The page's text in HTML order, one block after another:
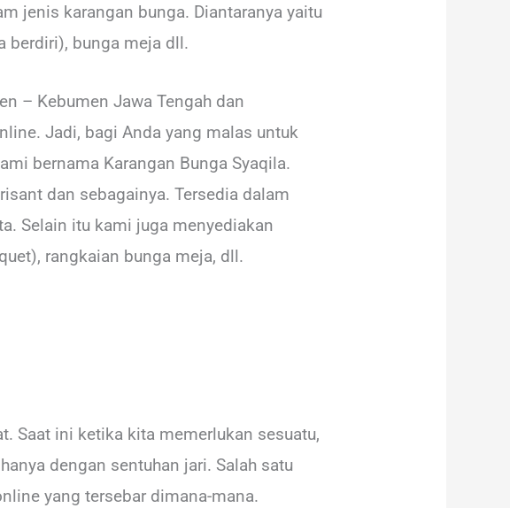
jenis karangan bunga. Diantaranya yaitu
berdiri), bunga meja dll.
– Kebumen Jawa Tengah dan
Jadi, bagi Anda yang malas untuk
bernama Karangan Bunga Syaqila.
dan sebagainya. Tersedia dalam
Selain itu kami juga menyediakan
rangkaian bunga meja, dll.
Saat ini ketika kita memerlukan sesuatu,
dengan sentuhan jari. Salah satu
yang tersebar dimana-mana.